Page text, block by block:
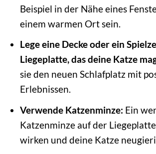
Beispiel in der Nähe eines
einem warmen Ort sein.
Lege eine Decke oder ein
Liegeplatte, das deine Katze
sie den neuen Schlafplatz mit
Erlebnissen.
Verwende Katzenminze: Ein
Katzenminze auf der
wirken und deine Katze